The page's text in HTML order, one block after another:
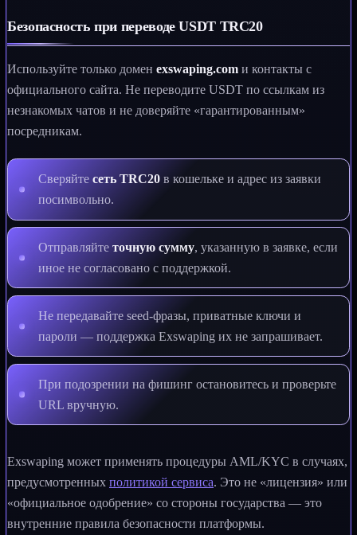
Безопасность при переводе USDT TRC20
Используйте только домен exswaping.com и контакты с
официального сайта. Не переводите USDT по ссылкам из
незнакомых чатов и не доверяйте «гарантированным»
посредникам.
Сверяйте сеть TRC20в кошельке и адрес из заявки
посимвольно.
Отправляйте точную сумму, указанную в заявке, если
иное не согласовано с поддержкой.
Не передавайте seed-фразы, приватные ключи и
пароли — поддержка Exswaping их не запрашивает.
При подозрении на фишинг остановитесь и проверьте
URL вручную.
Exswaping может применять процедуры AML/KYC в случаях,
предусмотренных политикой сервиса. Это не «лицензия» или
«официальное одобрение» со стороны государства — это
внутренние правила безопасности платформы.